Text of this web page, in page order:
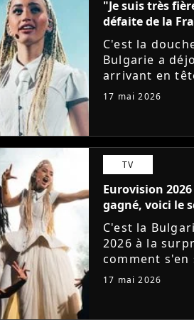
"Je suis très
défaite de la
C'est la
Bulgarie a
arrivant en
chanteuse
17 mai 2026
TV
Eurovision
gagné, voici le
C'est la
2026 à la
comment
représentée
17 mai 2026